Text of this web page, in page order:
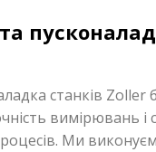
станків Zoller
вимірювань і
Ми